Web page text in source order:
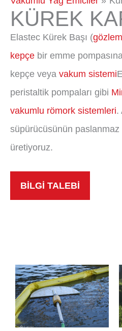
KÜREK
Elastec Kürek Başı (gözlem
kepçe bir emme
kepçe veya vakum sistemi
peristaltik pompaları gibi
vakumlu römork sistemleri.
süpürücüsünün
üretiyoruz.
BİLGİ TALEBİ